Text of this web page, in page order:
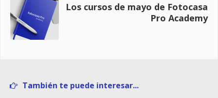
Los cursos de mayo de Fotocasa
Pro Academy
También te puede interesar...